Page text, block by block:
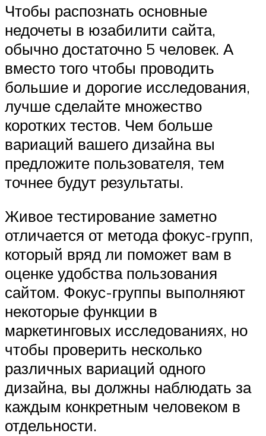
Чтобы распознать основные
недочеты в юзабилити сайта,
обычно достаточно 5 человек. А
вместо того чтобы проводить
большие и дорогие исследования,
лучше сделайте множество
коротких тестов. Чем больше
вариаций вашего дизайна вы
предложите пользователя, тем
точнее будут результаты.
Живое тестирование заметно
отличается от метода фокус-групп,
который вряд ли поможет вам в
оценке удобства пользования
сайтом. Фокус-группы выполняют
некоторые функции в
маркетинговых исследованиях, но
чтобы проверить несколько
различных вариаций одного
дизайна, вы должны наблюдать за
каждым конкретным человеком в
отдельности.